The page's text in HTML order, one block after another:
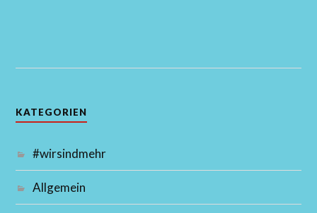
KATEGORIEN
#wirsindmehr
Allgemein